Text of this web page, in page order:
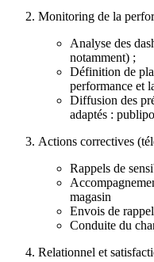
Monitoring de la
Analyse des
notamment) ;
Définition de
performance et
Diffusion des
adaptés :
Actions correctives
Rappels de
magasin
Envois de
Conduite du
Relationnel et